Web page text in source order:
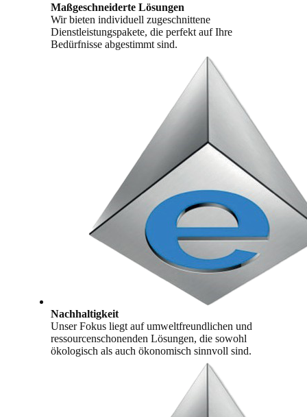
Maßgeschneiderte Lösungen
Wir bieten individuell zugeschnittene
Dienstleistungspakete, die perfekt auf Ihre
Bedürfnisse abgestimmt sind.
Nachhaltigkeit
Unser Fokus liegt auf umweltfreundlichen und
ressourcenschonenden Lösungen, die sowohl
ökologisch als auch ökonomisch sinnvoll sind.